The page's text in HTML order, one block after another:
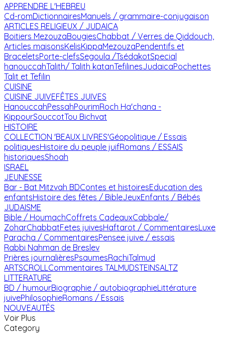
APPRENDRE L'HEBREU
Cd-romDictionnairesManuels / grammaire-conjugaison
ARTICLES RELIGIEUX / JUDAICA
Boitiers MezouzaBougiesChabbat / Verres de Qiddouch,
Articles maisonsKelisKippaMezouzaPendentifs et
BraceletsPorte-clefsSegoula /TsédakotSpecial
hanouccahTalith/ Talith katanTefilinesJudaicaPochettes
Talit et Tefilin
CUISINE
CUISINE JUIVEFÊTES JUIVES
HanouccahPessahPourimRoch Ha'chana -
KippourSouccotTou Bichvat
HISTOIRE
COLLECTION 'BEAUX LIVRES'Géopolitique / Essais
politiquesHistoire du peuple juifRomans / ESSAIS
historiquesShoah
ISRAEL
JEUNESSE
Bar - Bat Mitzvah BDContes et histoiresEducation des
enfantsHistoire des fêtes / BibleJeuxEnfants / Bébés
JUDAISME
Bible / HoumachCoffrets CadeauxCabbale/
ZoharChabbatFetes juivesHaftarot / CommentairesLuxe
Paracha / CommentairesPensee juive / essais
Rabbi Nahman de Breslev
Prières journalièresPsaumesRachiTalmud
ARTSCROLL Commentaires TALMUDSTEINSALTZ
LITTERATURE
BD / humourBiographie / autobiographieLittérature
juivePhilosophieRomans / Essais
NOUVEAUTÉS
Voir Plus
Category